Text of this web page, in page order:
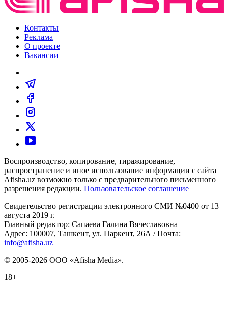
Контакты
Реклама
О проекте
Вакансии
Воспроизводство, копирование, тиражирование,
распространение и иное использование информации с сайта
Afisha.uz возможно только с предварительного письменного
разрешения редакции. Пользовательское соглашение
Свидетельство регистрации электронного СМИ №0400 от 13
августа 2019 г.
Главный редактор: Сапаева Галина Вячеславовна
Адрес: 100007, Ташкент, ул. Паркент, 26А / Почта:
info@afisha.uz
© 2005-2026 ООО «Afisha Media».
18+